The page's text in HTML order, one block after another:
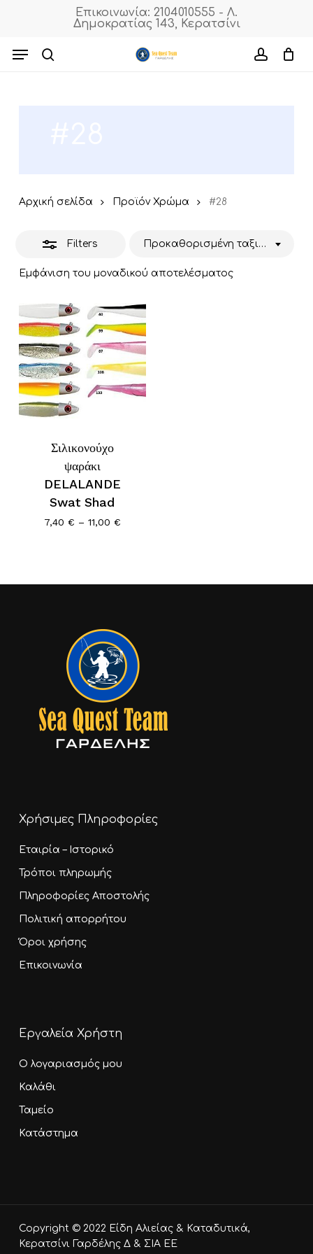
content
Επικοινωνία: 2104010555 - Λ.
Δημοκρατίας 143, Κερατσίνι
Menu
Cart
Υποσύνολο: 0,00€
Καλάθι
Αρχική σελίδα Προϊόν Χρώμα #28
Filters
Εμφάνιση του μοναδικού αποτελέσματος
Προκαθορισμένη ταξινόμηση
Filters
Σιλικονούχο
ψαράκι
DELALANDE
Swat Shad
7,40 € – 11,00 €Price
Χρήσιμες Πληροφορίες
Εταιρία – Ιστορικό
Τρόποι πληρωμής
Πληροφορίες Αποστολής
Πολιτική απορρήτου
Όροι χρήσης
Επικοινωνία
Εργαλεία Χρήστη
Ο λογαριασμός μου
Καλάθι
Ταμείο
Κατάστημα
Copyright © 2022 Είδη Αλιείας & Καταδυτικά,
Κερατσίνι Γαρδέλης Δ & ΣΙΑ ΕΕ